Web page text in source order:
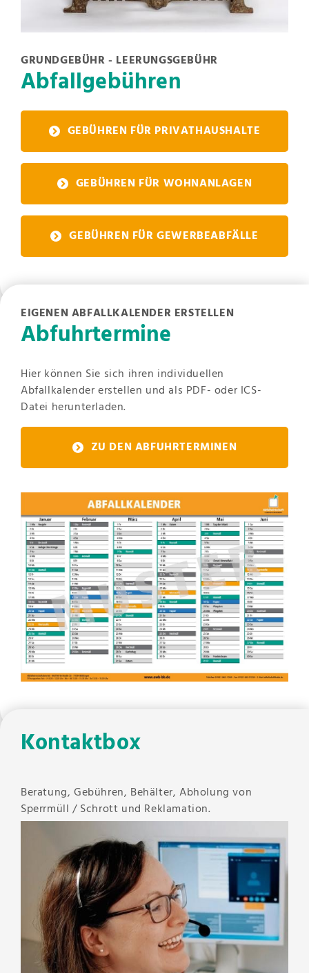
GRUNDGEBÜHR - LEERUNGSGEBÜHR
Abfallgebühren
GEBÜHREN FÜR PRIVATHAUSHALTE
GEBÜHREN FÜR WOHNANLAGEN
GEBÜHREN FÜR GEWERBEABFÄLLE
EIGENEN ABFALLKALENDER ERSTELLEN
Abfuhrtermine
Hier können Sie sich ihren individuellen
Abfallkalender erstellen und als PDF- oder ICS-
Datei herunterladen.
ZU DEN ABFUHRTERMINEN
Kontaktbox
Beratung, Gebühren, Behälter, Abholung von
Sperrmüll / Schrott und Reklamation.